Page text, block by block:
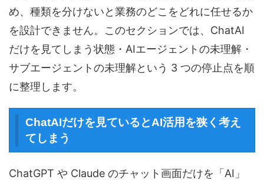
め、種類を分けないと業務のどこをどれに任せるか
を設計できません。このセクションでは、ChatAI
だけを見てしまう状態・AIエージェントの未理解・
サブエージェントの未理解という 3 つの停止点を順
に整理します。
ChatAIだけを見ているとAI活用を狭く考え
てしまう
ChatGPT や Claude のチャット画面だけを「AI」